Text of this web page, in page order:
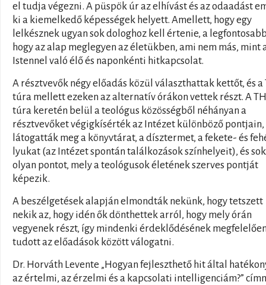
el tudja végezni. A püspök úr az elhívást és az odaadást
ki a kiemelkedő képességek helyett. Amellett, hogy egy
lelkésznek ugyan sok dologhoz kell értenie, a
hogy az alap meglegyen az életükben, ami nem más, mint
Istennel való élő és naponkénti hitkapcsolat.
A résztvevők négy előadás közül választhattak kettőt, és a
túra mellett ezeken az alternatív órákon vettek részt. A
túra keretén belül a teológus közösségből néhányan a
résztvevőket végigkísérték az Intézet különböző pontjain,
látogatták meg a könyvtárat, a dísztermet, a fekete- és
lyukat (az Intézet spontán találkozások színhelyeit), és
olyan pontot, mely a teológusok életének szerves pontját
képezik.
A beszélgetések alapján elmondták nekünk, hogy tetszett
nekik az, hogy idén ők dönthettek arról, hogy mely órán
vegyenek részt, így mindenki érdeklődésének
tudott az előadások között válogatni.
Dr. Horváth Levente „Hogyan fejleszthető hit által
az értelmi, az érzelmi és a kapcsolati intelligenciám?”